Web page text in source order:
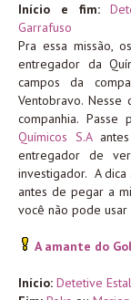
Início e fim:
Garrafuso
Pra essa missão,
entregador da
campos da
Ventobravo.
companhia.
Químicos S.Aantes
entregador de
investigador. A dica
antes de pegar a
você não pode
A amante do
Início: Detetive